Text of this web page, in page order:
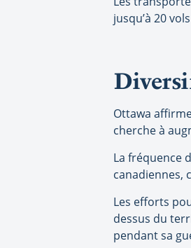
jusqu’à 20
Ottawa
cherche à
La fréquence
canadiennes,
Les efforts
dessus du
pendant sa